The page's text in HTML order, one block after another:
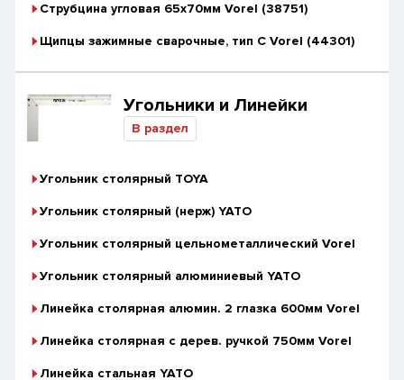
Струбцина угловая 65х70мм Vorel (38751)
Щипцы зажимные сварочные, тип C Vorel (44301)
Угольники и Линейки
В раздел
Угольник столярный TOYA
Угольник столярный (нерж) YATO
Угольник столярный цельнометаллический Vorel
Угольник столярный алюминиевый YATO
Линейка столярная алюмин. 2 глазка 600мм Vorel
Линейка столярная с дерев. ручкой 750мм Vorel
Линейка стальная YATO